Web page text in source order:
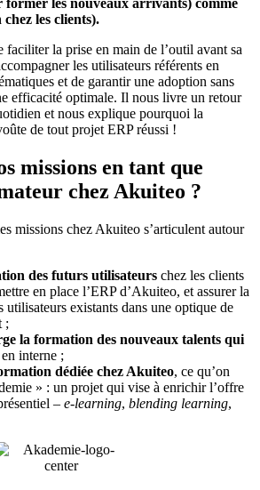
les nouveaux arrivants) comme
les clients).
faciliter la prise en main de l’outil avant sa
les utilisateurs référents en
et de garantir une adoption sans
efficacité optimale. Il nous livre un retour
et nous explique pourquoi la
de tout projet ERP réussi !
missions en tant que
chez Akuiteo ?
missions chez Akuiteo s’articulent autour
des futurs utilisateurs chez les clients
en place l’ERP d’Akuiteo, et assurer la
utilisateurs existants dans une optique de
;
la formation des nouveaux talents qui
en interne ;
dédiée chez Akuiteo, ce qu’on
» : un projet qui vise à enrichir l’offre
– e-learning, blending learning,